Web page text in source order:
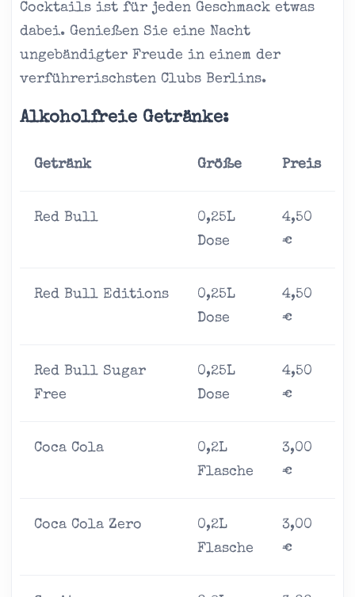
Cocktails ist für jeden Geschmack etwas
dabei. Genießen Sie eine Nacht
ungebändigter Freude in einem der
verführerischsten Clubs Berlins.
Alkoholfreie Getränke:
Getränk Größe Preis
Red Bull
0,25L
Dose
4,50
€
Red Bull Editions
0,25L
Dose
4,50
€
Red Bull Sugar
Free
0,25L
Dose
4,50
€
Coca Cola
0,2L
Flasche
3,00
€
Coca Cola Zero
0,2L
Flasche
3,00
€